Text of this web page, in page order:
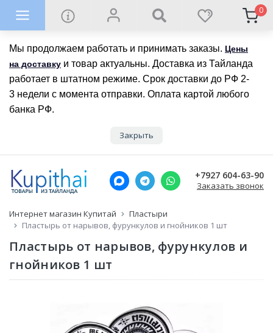
Мы продолжаем работать и принимать заказы. Цены
на доставку и товар актуальны. Доставка из Тайланда
работает в штатном режиме. Срок доставки до РФ 2-
3 недели с момента отправки. Оплата картой любого
банка РФ.
Закрыть
0
+7927 604-63-90
Заказать звонок
Интернет магазин Купитай
Пластыри
Пластырь от нарывов, фурункулов и гнойников 1 шт
Пластырь от нарывов, фурункулов и
гнойников 1 шт